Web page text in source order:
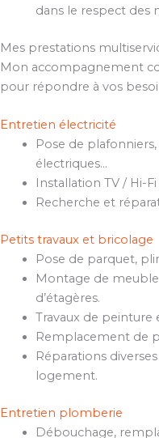
dans le respect des
Mes prestations
Mon accompagnement
pour répondre à vos
Entretien électricité
Pose de
électriques…
Installation TV / Hi-
Recherche et
Petits travaux et bricolage
Pose de parquet,
Montage de
d’étagères.
Travaux de
Remplacement de
Réparations
logement.
Entretien plomberie
Débouchage,